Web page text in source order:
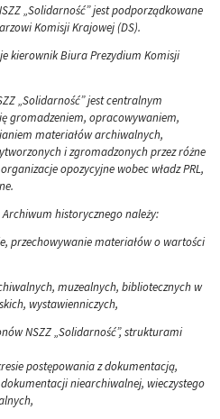
„Solidarność” jest podporządkowane
Komisji Krajowej (DS).
kierownik Biura Prezydium Komisji
„Solidarność” jest centralnym
gromadzeniem, opracowywaniem,
materiałów archiwalnych,
i zgromadzonych przez różne
opozycyjne wobec władz PRL,
Archiwum historycznego należy:
przechowywanie materiałów o wartości
muzealnych, bibliotecznych w
wystawienniczych,
NSZZ „Solidarność”, strukturami
postępowania z dokumentacją,
niearchiwalnej, wieczystego